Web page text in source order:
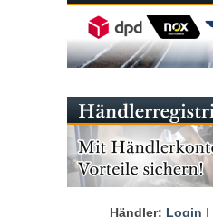
Händler: Login |